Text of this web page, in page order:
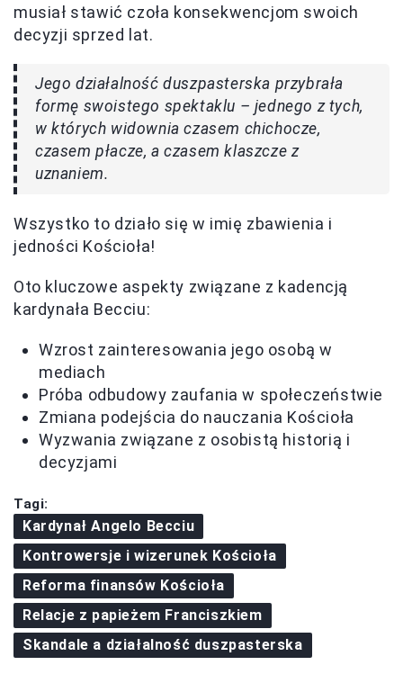
musiał stawić czoła konsekwencjom swoich
decyzji sprzed lat.
Jego działalność duszpasterska przybrała
formę swoistego spektaklu – jednego z tych,
w których widownia czasem chichocze,
czasem płacze, a czasem klaszcze z
uznaniem.
Wszystko to działo się w imię zbawienia i
jedności Kościoła!
Oto kluczowe aspekty związane z kadencją
kardynała Becciu:
Wzrost zainteresowania jego osobą w
mediach
Próba odbudowy zaufania w społeczeństwie
Zmiana podejścia do nauczania Kościoła
Wyzwania związane z osobistą historią i
decyzjami
Tagi:
Kardynał Angelo Becciu
Kontrowersje i wizerunek Kościoła
Reforma finansów Kościoła
Relacje z papieżem Franciszkiem
Skandale a działalność duszpasterska